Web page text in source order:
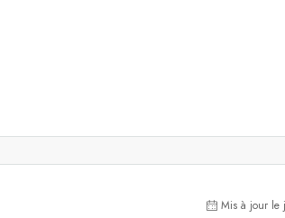
Mis à jour le